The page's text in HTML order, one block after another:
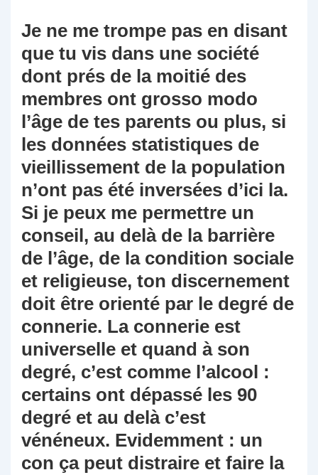
Je ne me trompe pas en disant
que tu vis dans une société
dont prés de la moitié des
membres ont grosso modo
l’âge de tes parents ou plus, si
les données statistiques de
vieillissement de la population
n’ont pas été inversées d’ici la.
Si je peux me permettre un
conseil, au delà de la barrière
de l’âge, de la condition sociale
et religieuse, ton discernement
doit être orienté par le degré de
connerie. La connerie est
universelle et quand à son
degré, c’est comme l’alcool :
certains ont dépassé les 90
degré et au delà c’est
vénéneux. Evidemment : un
con ça peut distraire et faire la